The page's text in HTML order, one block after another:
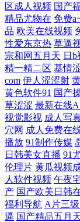
撸导航 免费性爱视
综合观看 韩国三
国产精品线在线精
成人日韩精品 在线
久在线 日韩精品成
免费污视频 揄揄撸
人人操在线播放 ts
区成人视频 国产
精品尤物在 免费a
品 欧美在线视频
性爱东京热 草逼
宗和网五月天 日b
精一精二区 基情
com 伊人涩涩射
黄色软件91 国产
草涩涩 最新在线
视觉影视 成人写
穴网 成人免费在
播放 91制作传媒
日韩美女直播 91
伦理片 黄瓜视频
人软件视频 午夜
产 国产欧美日韩
福利导航 A片三
逼 国产精品五月